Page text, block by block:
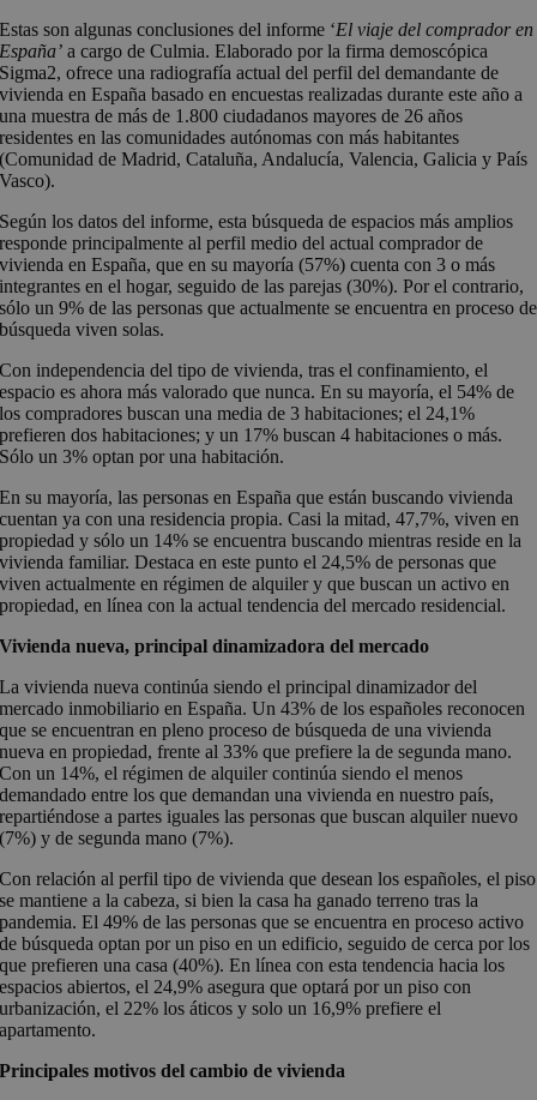
Estas son algunas conclusiones del informe ‘El viaje del comprador en
España’ a cargo de Culmia. Elaborado por la firma demoscópica
Sigma2, ofrece una radiografía actual del perfil del demandante de
vivienda en España basado en encuestas realizadas durante este año a
una muestra de más de 1.800 ciudadanos mayores de 26 años
residentes en las comunidades autónomas con más habitantes
(Comunidad de Madrid, Cataluña, Andalucía, Valencia, Galicia y País
Vasco).
Según los datos del informe, esta búsqueda de espacios más amplios
responde principalmente al perfil medio del actual comprador de
vivienda en España, que en su mayoría (57%) cuenta con 3 o más
integrantes en el hogar, seguido de las parejas (30%). Por el contrario,
sólo un 9% de las personas que actualmente se encuentra en proceso de
búsqueda viven solas.
Con independencia del tipo de vivienda, tras el confinamiento, el
espacio es ahora más valorado que nunca. En su mayoría, el 54% de
los compradores buscan una media de 3 habitaciones; el 24,1%
prefieren dos habitaciones; y un 17% buscan 4 habitaciones o más.
Sólo un 3% optan por una habitación.
En su mayoría, las personas en España que están buscando vivienda
cuentan ya con una residencia propia. Casi la mitad, 47,7%, viven en
propiedad y sólo un 14% se encuentra buscando mientras reside en la
vivienda familiar. Destaca en este punto el 24,5% de personas que
viven actualmente en régimen de alquiler y que buscan un activo en
propiedad, en línea con la actual tendencia del mercado residencial.
Vivienda nueva, principal dinamizadora del mercado
La vivienda nueva continúa siendo el principal dinamizador del
mercado inmobiliario en España. Un 43% de los españoles reconocen
que se encuentran en pleno proceso de búsqueda de una vivienda
nueva en propiedad, frente al 33% que prefiere la de segunda mano.
Con un 14%, el régimen de alquiler continúa siendo el menos
demandado entre los que demandan una vivienda en nuestro país,
repartiéndose a partes iguales las personas que buscan alquiler nuevo
(7%) y de segunda mano (7%).
Con relación al perfil tipo de vivienda que desean los españoles, el piso
se mantiene a la cabeza, si bien la casa ha ganado terreno tras la
pandemia. El 49% de las personas que se encuentra en proceso activo
de búsqueda optan por un piso en un edificio, seguido de cerca por los
que prefieren una casa (40%). En línea con esta tendencia hacia los
espacios abiertos, el 24,9% asegura que optará por un piso con
urbanización, el 22% los áticos y solo un 16,9% prefiere el
apartamento.
Principales motivos del cambio de vivienda